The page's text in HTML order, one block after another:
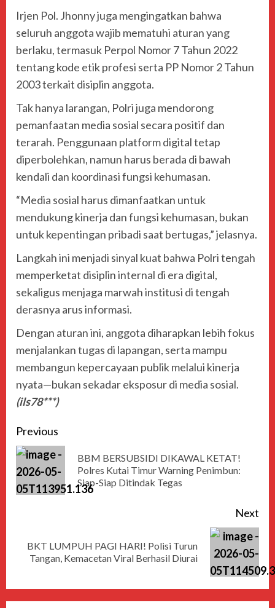
Irjen Pol. Jhonny juga mengingatkan bahwa
seluruh anggota wajib mematuhi aturan yang
berlaku, termasuk Perpol Nomor 7 Tahun 2022
tentang kode etik profesi serta PP Nomor 2 Tahun
2003terkait disiplin anggota.
Tak hanya larangan, Polri juga mendorong
pemanfaatan media sosial secara positif dan
terarah. Penggunaan platform digital tetap
diperbolehkan, namun harus berada di bawah
kendali dan koordinasi fungsi kehumasan.
“Media sosial harus dimanfaatkan untuk
mendukung kinerja dan fungsi kehumasan, bukan
untuk kepentingan pribadi saat bertugas,” jelasnya.
Langkah ini menjadi sinyal kuat bahwa Polritengah
memperketat disiplin internal di era digital,
sekaligus menjaga marwah institusi di tengah
derasnya arus informasi.
Dengan aturan ini, anggota diharapkan lebih fokus
menjalankan tugas di lapangan, serta mampu
membangun kepercayaan publik melalui kinerja
nyata—bukan sekadar eksposur di media sosial.
(ils78***)
Previous
BBM BERSUBSIDI DIKAWAL KETAT!
Polres Kutai Timur Warning Penimbun:
Siap-Siap Ditindak Tegas
Next
BKT LUMPUH PAGI HARI! Polisi Turun
Tangan, Kemacetan Viral Berhasil Diurai